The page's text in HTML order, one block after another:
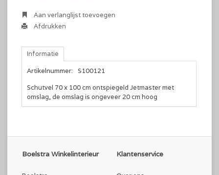
Aan verlanglijst toevoegen
Afdrukken
Informatie
Artikelnummer:
S100121
Schutvel 70 x 100 cm ontspiegeld Jetmaster met
omslag, de omslag is ongeveer 20 cm hoog
Boelstra Winkelinterieur Klantenservice